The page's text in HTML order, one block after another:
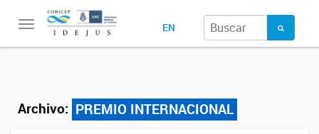
Toggle
EN
Archivo: PREMIO INTERNACIONAL